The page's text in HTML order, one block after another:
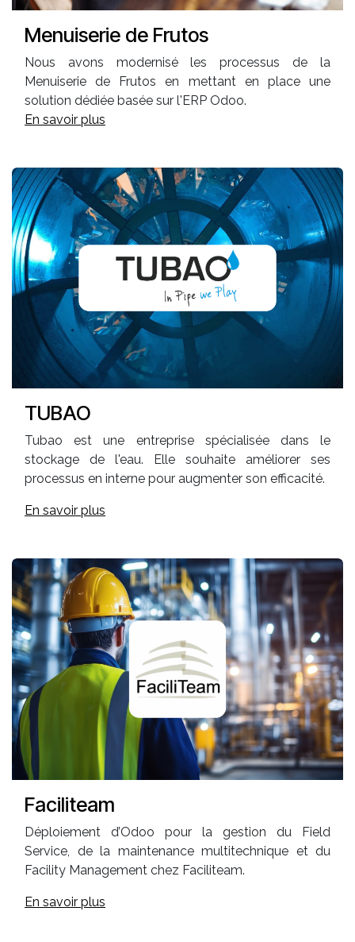
Menuiserie de Frutos
Nous avons modernisé les processus de la
Menuiserie de Frutos en mettant en place une
solution dédiée basée sur l'ERP Odoo.
En savoir plus
TUBAO
Tubao est une entreprise spécialisée dans le
stockage de l'eau. Elle souhaite améliorer ses
processus en interne pour augmenter son efficacité.
En savoir plus
Faciliteam
Déploiement d’Odoo pour la gestion du Field
Service, de la maintenance multitechnique et du
Facility Management chez Faciliteam.
En savoir plus